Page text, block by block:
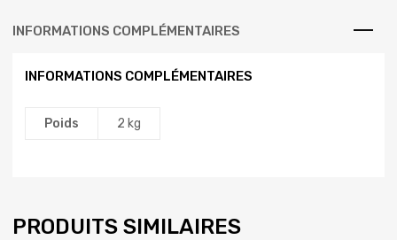
INFORMATIONS COMPLÉMENTAIRES
INFORMATIONS COMPLÉMENTAIRES
Poids 2 kg
PRODUITS SIMILAIRES